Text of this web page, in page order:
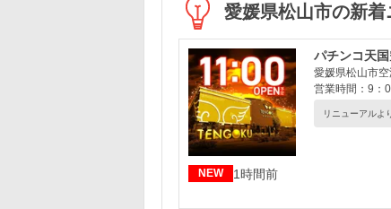
愛媛県松山市の新着
パチンコ天
愛媛県松山市
営業時間：9：
リニューアルよ
NEW 1時間前